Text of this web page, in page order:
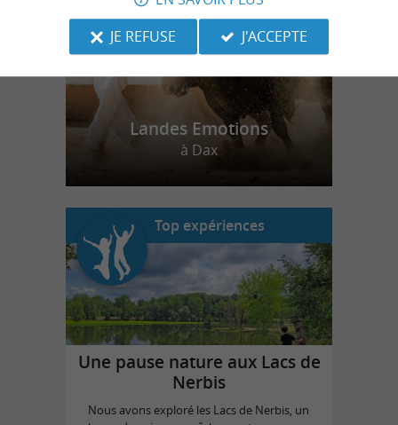
Landes Emotions
à Dax
Top expériences
Une pause nature aux Lacs de
Nerbis
Nous avons exploré les Lacs de Nerbis, un
JE REFUSE
J'ACCEPTE